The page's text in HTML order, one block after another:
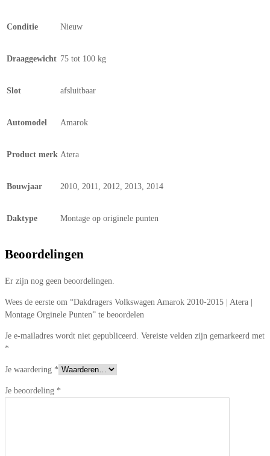
Conditie Nieuw
Draaggewicht 75 tot 100 kg
Slot afsluitbaar
Automodel Amarok
Product merk Atera
Bouwjaar 2010, 2011, 2012, 2013, 2014
Daktype Montage op originele punten
Beoordelingen
Er zijn nog geen beoordelingen.
Wees de eerste om “Dakdragers Volkswagen Amarok 2010-2015 | Atera |
Montage Orginele Punten” te beoordelen
Je e-mailadres wordt niet gepubliceerd. Vereiste velden zijn gemarkeerd met
*
Je waardering *
Je beoordeling *